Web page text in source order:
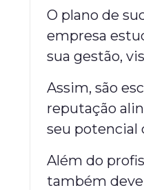
O plano de
empresa
sua gestão,
Assim, são
reputação
seu potencial
Além do
também